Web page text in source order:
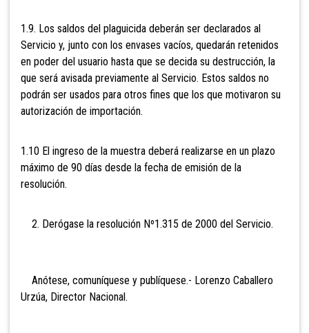
1.9. Los saldos del plaguicida deberán ser declarados al
Servicio y, junto con los envases vacíos, quedarán retenidos
en poder del usuario hasta que se decida su destrucción, la
que será avisada previamente al Servicio. Estos saldos no
podrán ser usados para otros fines que los que motivaron su
autorización de importación.
1.10 El ingreso de la muestra deberá realizarse en un plazo
máximo de 90 días desde la fecha de emisión de la
resolución.
2. Derógase la resolución Nº1.315 de 2000 del Servicio.
Anótese, comuníquese y publíquese.- Lorenzo Caballero
Urzúa, Director Nacional.